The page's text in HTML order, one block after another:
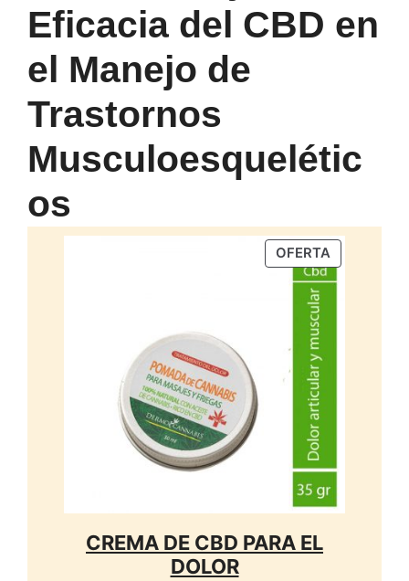
Eficacia del CBD en
el Manejo de
Trastornos
Musculoesquelétic
os
OFERTAPRODUCTO
EN
CREMA DE CBD PARA EL
DOLOR